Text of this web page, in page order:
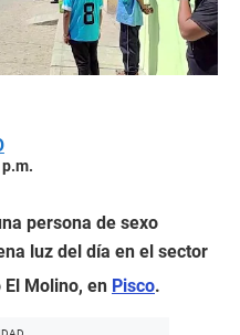
persona de sexo
luz del día en el sector
El Molino, en Pisco.